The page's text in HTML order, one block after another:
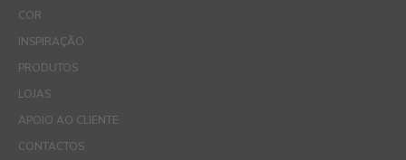
COR
INSPIRAÇÃO
PRODUTOS
LOJAS
APOIO AO CLIENTE
CONTACTOS